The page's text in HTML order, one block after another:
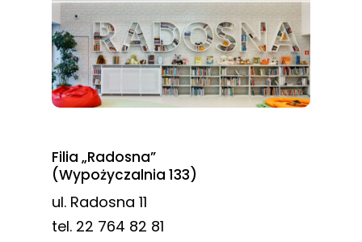
Filia „Radosna”
(Wypożyczalnia 133)
ul. Radosna 11
tel. 22 764 82 81